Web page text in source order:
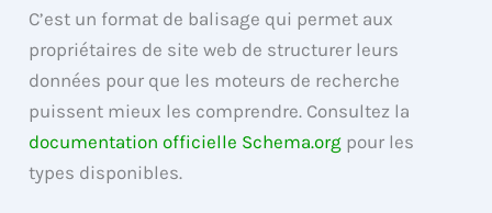
C’est un format de balisage qui permet aux
propriétaires de site web de structurer leurs
données pour que les moteurs de recherche
puissent mieux les comprendre. Consultez la
documentation officielle Schema.org pour les
types disponibles.